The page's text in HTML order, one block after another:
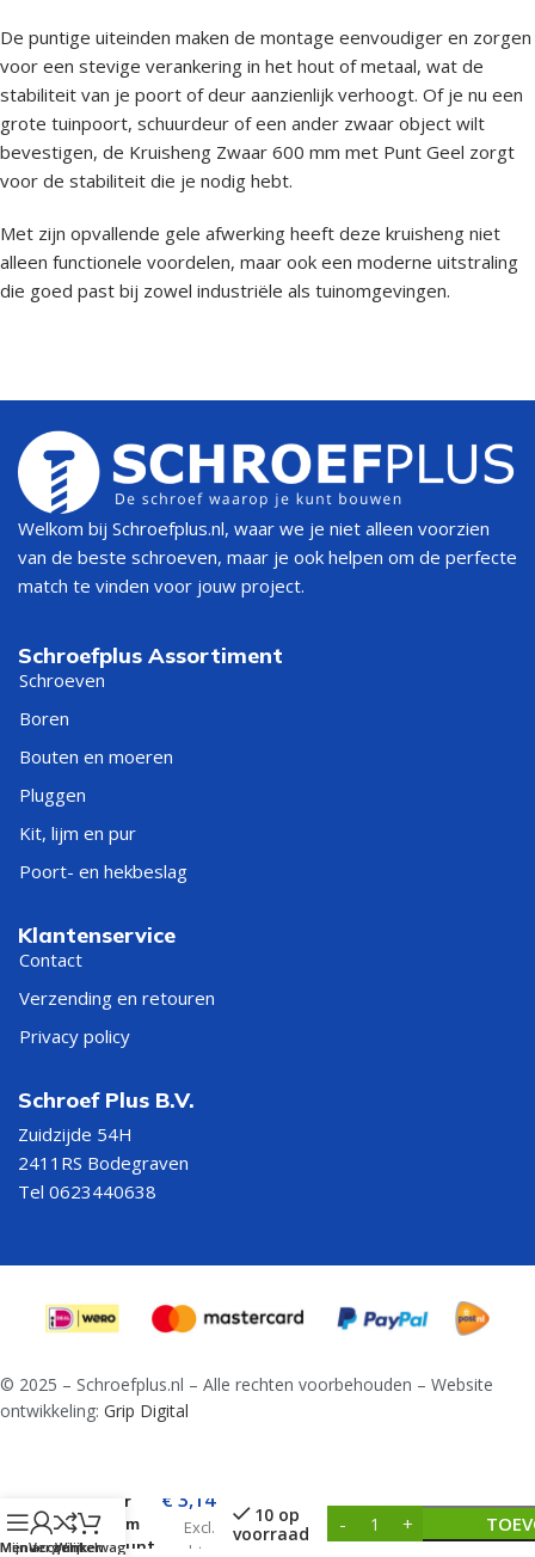
De puntige uiteinden maken de montage eenvoudiger en zorgen
voor een stevige verankering in het hout of metaal, wat de
stabiliteit van je poort of deur aanzienlijk verhoogt. Of je nu een
grote tuinpoort, schuurdeur of een ander zwaar object wilt
bevestigen, de Kruisheng Zwaar 600 mm met Punt Geel zorgt
voor de stabiliteit die je nodig hebt.
Met zijn opvallende gele afwerking heeft deze kruisheng niet
alleen functionele voordelen, maar ook een moderne uitstraling
die goed past bij zowel industriële als tuinomgevingen.
Welkom bij Schroefplus.nl, waar we je niet alleen voorzien
van de beste schroeven, maar je ook helpen om de perfecte
match te vinden voor jouw project.
Schroefplus Assortiment
Schroeven
Boren
Bouten en moeren
Pluggen
Kit, lijm en pur
Poort- en hekbeslag
Klantenservice
Contact
Verzending en retouren
Privacy policy
Schroef Plus B.V.
Zuidzijde 54H
2411RS Bodegraven
Tel 0623440638
© 2025 – Schroefplus.nl – Alle rechten voorbehouden – Website
ontwikkeling: Grip Digital
Zwaar
600 mm
met punt
€ 3,14
Excl.
btw
10 op
voorraad
Menu
Mijn account
Vergelijken
Winkelwagen